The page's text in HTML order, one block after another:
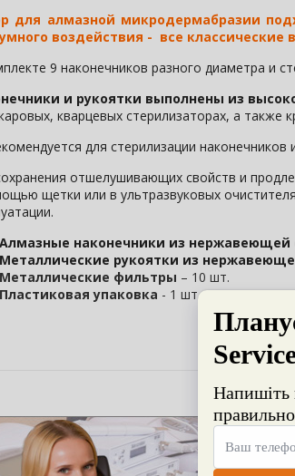
для алмазной микродермабразии
воздействия - все
9 наконечников разного диаметра и
и рукоятки выполнены из
кварцевых стерилизаторах, а также
для стерилизации
отшелушивающих свойств и
щетки или в ультразвуковых
Алмазные наконечники из нержавеющей
Металлические рукоятки из
Металлические фильтры – 10 шт.
Пластиковая упаковка - 1 шт.